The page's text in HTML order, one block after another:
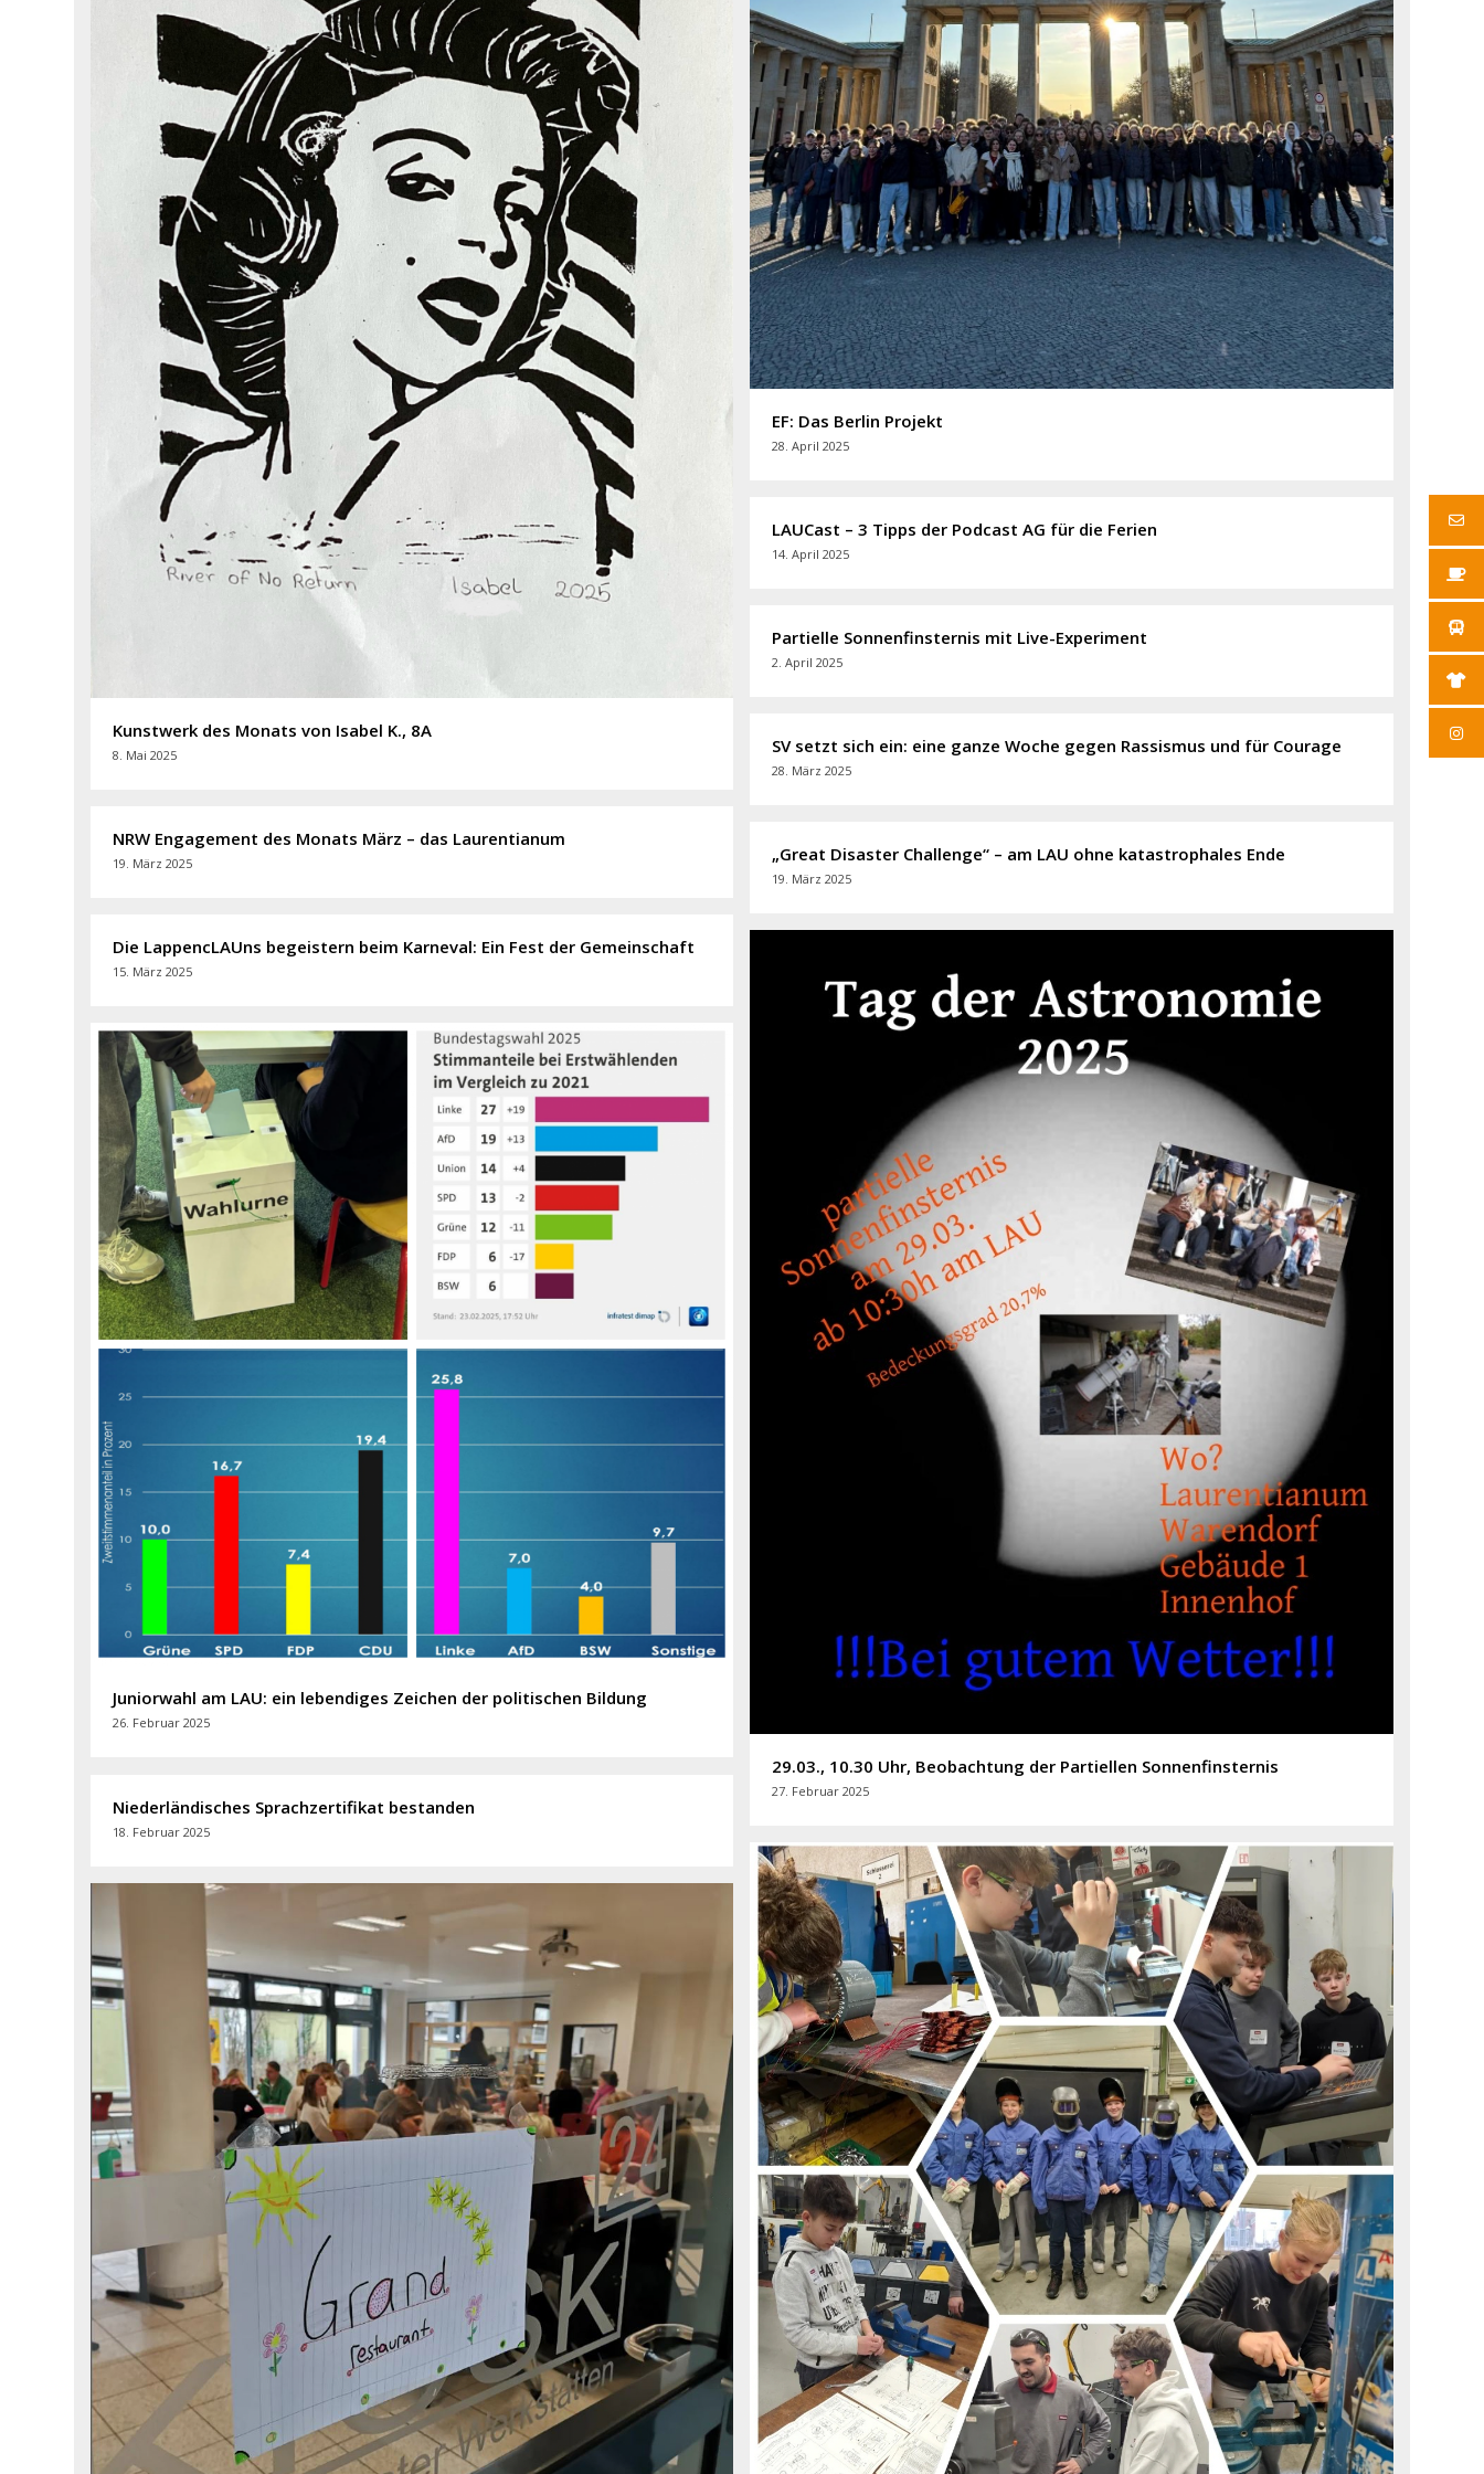
Kunstwerk des Monats von Isabel K., 8A
8. Mai 2025
EF: Das Berlin Projekt
28. April 2025
LAUCast – 3 Tipps der Podcast AG für die Ferien
14. April 2025
Partielle Sonnenfinsternis mit Live-Experiment
2. April 2025
SV setzt sich ein: eine ganze Woche gegen Rassismus und für Courage
28. März 2025
NRW Engagement des Monats März – das Laurentianum
19. März 2025 „Great Disaster Challenge“ – am LAU ohne katastrophales Ende
19. März 2025
Die LappencLAUns begeistern beim Karneval: Ein Fest der Gemeinschaft
15. März 2025
29.03., 10.30 Uhr, Beobachtung der Partiellen Sonnenfinsternis
27. Februar 2025
Juniorwahl am LAU: ein lebendiges Zeichen der politischen Bildung
26. Februar 2025
Niederländisches Sprachzertifikat bestanden
18. Februar 2025